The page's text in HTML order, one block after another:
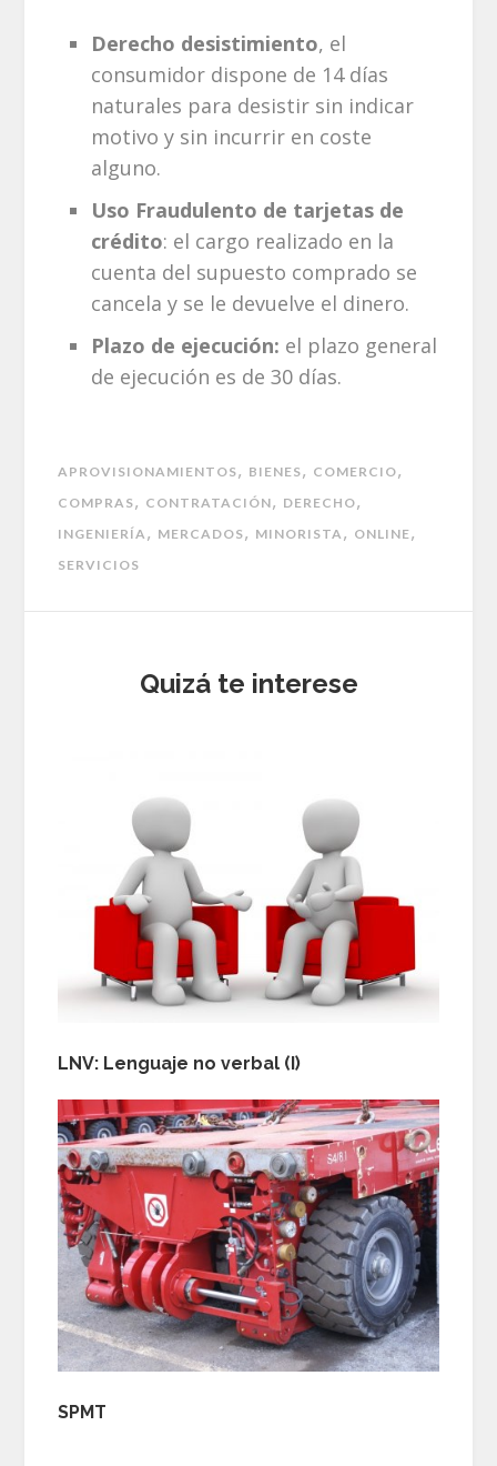
Derecho desistimiento, el
consumidor dispone de 14 días
naturales para desistir sin indicar
motivo y sin incurrir en coste
alguno.
Uso Fraudulento de tarjetas de
crédito: el cargo realizado en la
cuenta del supuesto comprado se
cancela y se le devuelve el dinero.
Plazo de ejecución: el plazo general
de ejecución es de 30 días.
APROVISIONAMIENTOS, BIENES, COMERCIO,
COMPRAS, CONTRATACIÓN, DERECHO,
INGENIERÍA , MERCADOS, MINORISTA , ONLINE,
SERVICIOS
Quizá te interese
LNV: Lenguaje no verbal (I)
SPMT